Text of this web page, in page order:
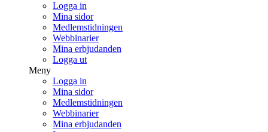
Logga in
Mina sidor
Medlemstidningen
Webbinarier
Mina erbjudanden
Logga ut
Meny
Logga in
Mina sidor
Medlemstidningen
Webbinarier
Mina erbjudanden